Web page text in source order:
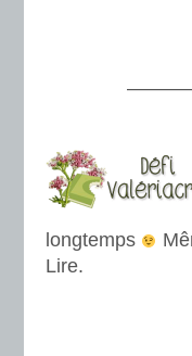
longtemps
Lire.